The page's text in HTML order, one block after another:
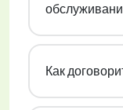
Как